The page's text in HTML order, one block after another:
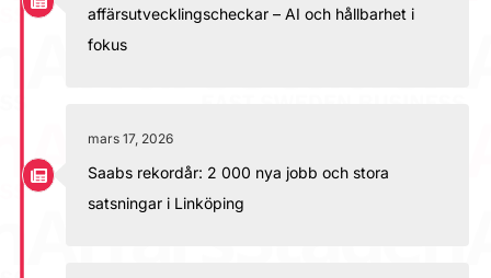
affärsutvecklingscheckar – AI och hållbarhet i
fokus
mars 17, 2026
Saabs rekordår: 2 000 nya jobb och stora
satsningar i Linköping